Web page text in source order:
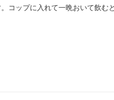
コップに入れて一晩おいて飲む